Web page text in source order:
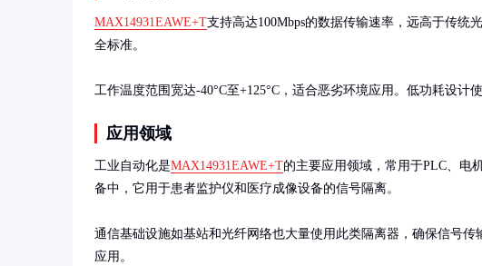
MAX14931EAWE+T支持高达100Mbps的数据传输速率，远高于传统
全标准。
工作温度范围宽达-40°C至+125°C，适合恶劣环境应用。低功耗设计
应用领域
工业自动化是MAX14931EAWE+T的主要应用领域，常用于PLC、电
备中，它用于患者监护仪和医疗成像设备的信号隔离。
通信基础设施如基站和光纤网络也大量使用此类隔离器，确保信号
应用。